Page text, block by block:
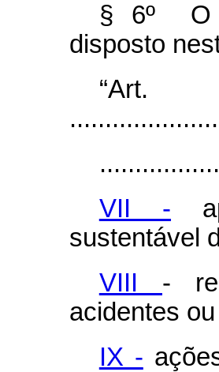
§ 6º O
disposto
VII -
sustentável
VIII -
acidentes
IX -